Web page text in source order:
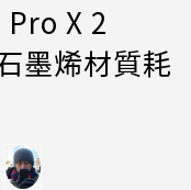
X 2
墨烯材質耗